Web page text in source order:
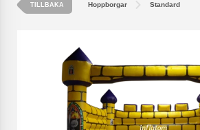
TILLBAKA Hoppborgar Standard